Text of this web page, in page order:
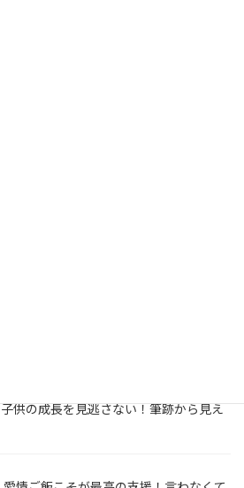
供の成長を見逃さない！筆跡から見え